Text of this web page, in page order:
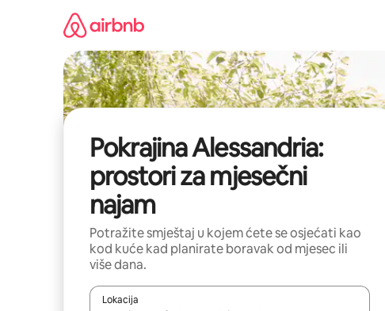
Pokrajina Alessandria:
prostori za mjesečni
najam
Potražite smještaj u kojem ćete se osjećati kao
kod kuće kad planirate boravak od mjesec ili
više dana.
Lokacija